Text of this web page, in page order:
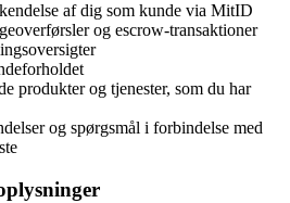
af dig som kunde via MitID
og escrow-transaktioner
produkter og tjenester, som du har
og spørgsmål i forbindelse med